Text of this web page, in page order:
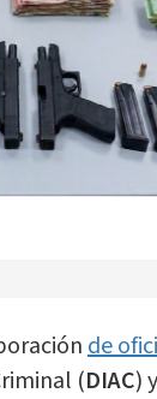
de
(DIAC)